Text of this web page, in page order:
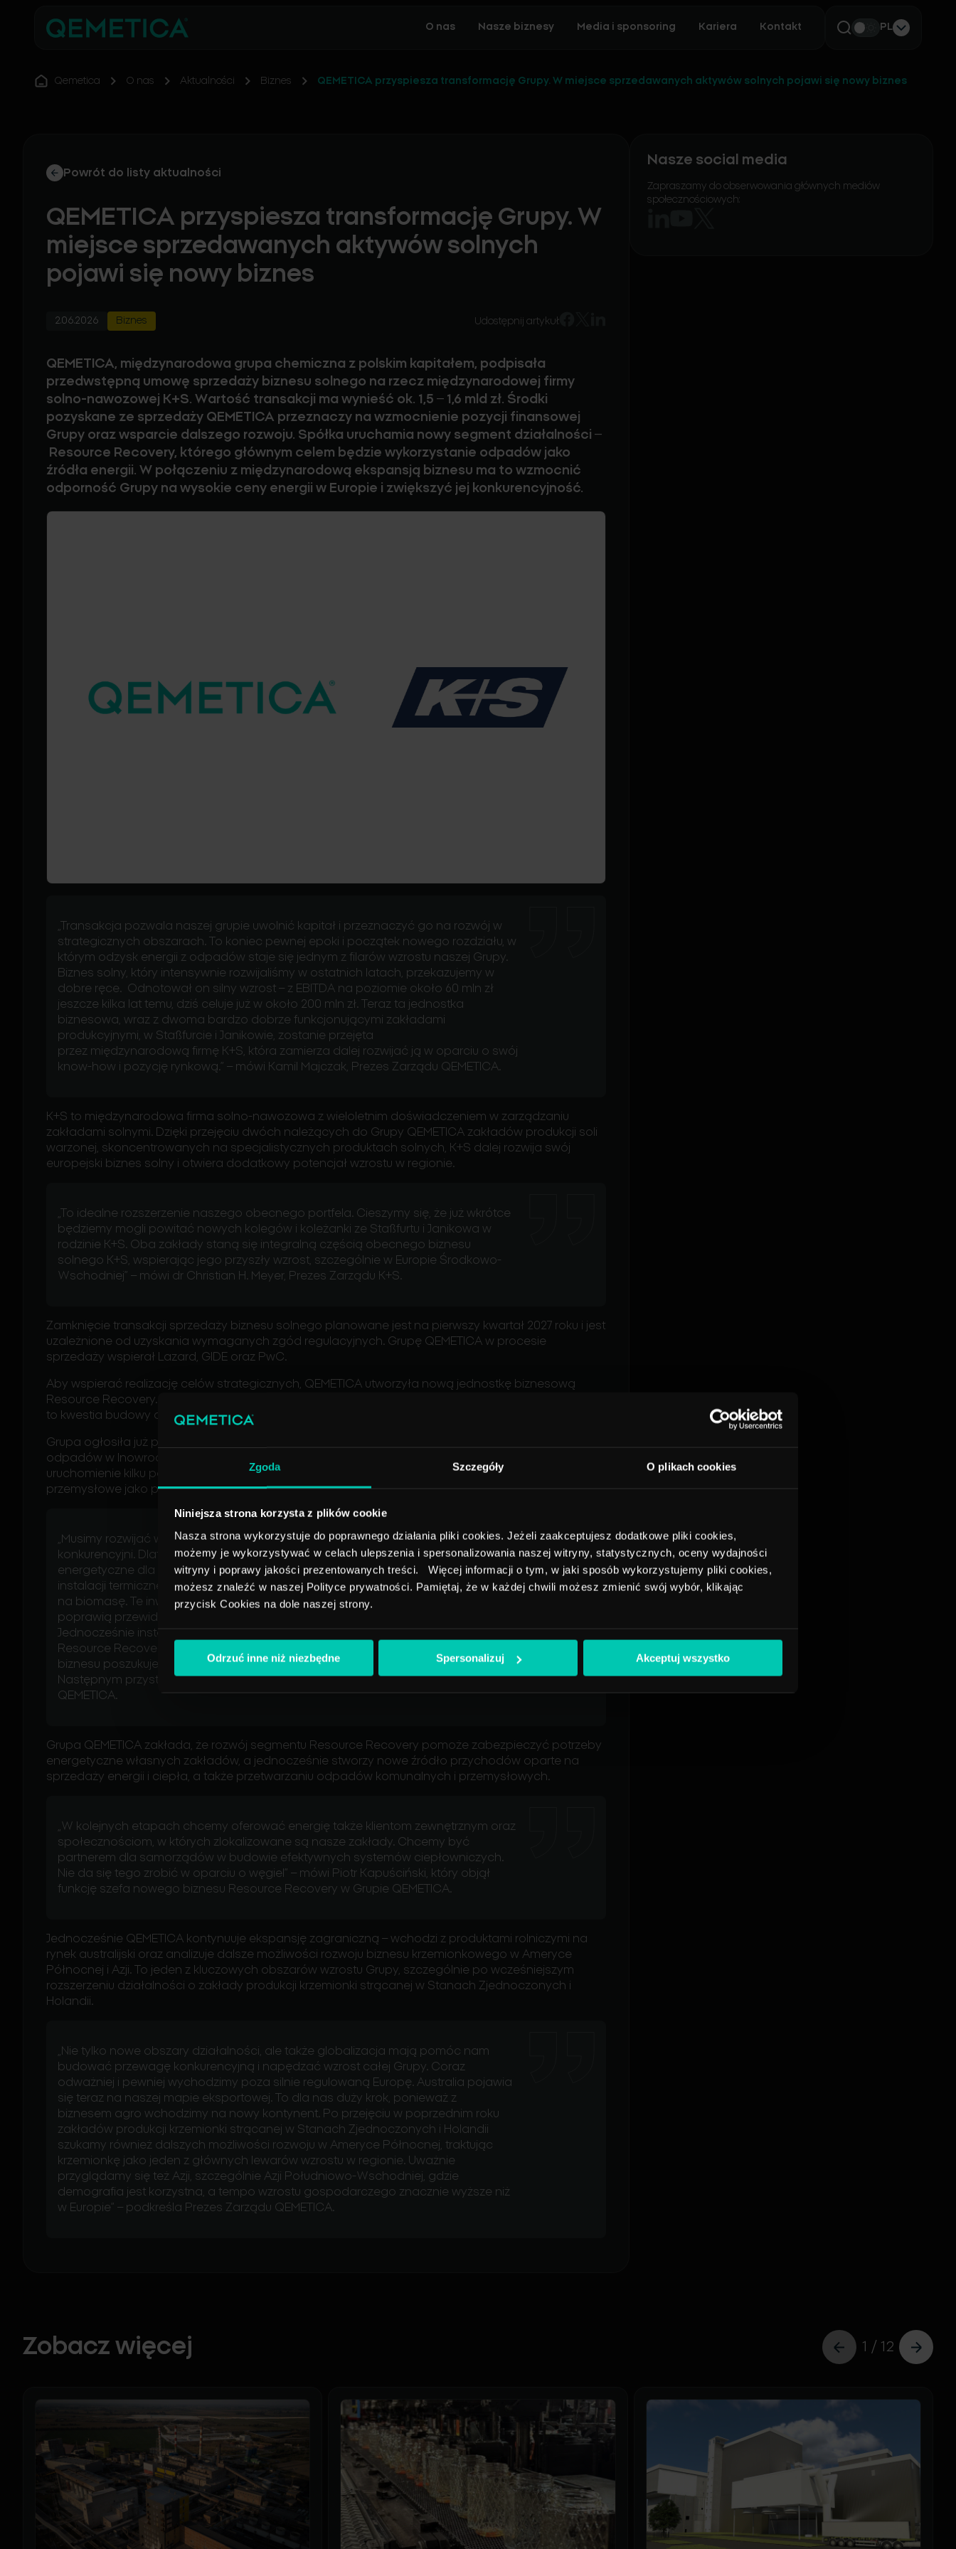
Zgoda Szczegóły O plikach cookies
Niniejsza strona korzysta z plików cookie
Nasza strona wykorzystuje do poprawnego działania pliki cookies. Jeżeli zaakceptujesz dodatkowe pliki cookies,
możemy je wykorzystywać w celach ulepszenia i spersonalizowania naszej witryny, statystycznych, oceny wydajności
witryny i poprawy jakości prezentowanych treści. Więcej informacji o tym, w jaki sposób wykorzystujemy pliki cookies,
możesz znaleźć w naszej Polityce prywatności. Pamiętaj, że w każdej chwili możesz zmienić swój wybór, klikając
przycisk Cookies na dole naszej strony.
Odrzuć inne niż niezbędne Spersonalizuj Akceptuj wszystko
O nas Nasze biznesy Media i sponsoring Kariera Kontakt PL
Qemetica O nas Aktualności Biznes QEMETICA przyspiesza transformację Grupy. W miejsce sprzedawanych aktywów solnych pojawi się nowy biznes
Powrót do listy aktualności
QEMETICA przyspiesza transformację Grupy. W
miejsce sprzedawanych aktywów solnych
pojawi się nowy biznes
2.06.2026 Biznes Udostępnij artykuł:
QEMETICA, międzynarodowa grupa chemiczna z polskim kapitałem, podpisała
przedwstępną umowę sprzedaży biznesu solnego na rzecz międzynarodowej firmy
solno-nawozowej K+S. Wartość transakcji ma wynieść ok. 1,5 – 1,6 mld zł. Środki
pozyskane ze sprzedaży QEMETICA przeznaczy na wzmocnienie pozycji finansowej
Grupy oraz wsparcie dalszego rozwoju. Spółka uruchamia nowy segment działalności –
Resource Recovery, którego głównym celem będzie wykorzystanie odpadów jako
źródła energii. W połączeniu z międzynarodową ekspansją biznesu ma to wzmocnić
odporność Grupy na wysokie ceny energii w Europie i zwiększyć jej konkurencyjność.
„Transakcja pozwala naszej grupie uwolnić kapitał i przeznaczyć go na rozwój w
strategicznych obszarach. To koniec pewnej epoki i początek nowego rozdziału, w
którym odzysk energii z odpadów staje się jednym z filarów wzrostu naszej Grupy.
Biznes solny, który intensywnie rozwijaliśmy w ostatnich latach, przekazujemy w
dobre ręce. Odnotował on silny wzrost – z EBITDA na poziomie około 60 mln zł
jeszcze kilka lat temu, dziś celuje już w około 200 mln zł.
Teraz ta jednostka
biznesowa, wraz z dwoma bardzo dobrze funkcjonującymi zakładami
produkcyjnymi, w Staßfurcie i Janikowie, zostanie przejęta
przez międzynarodową firmę K+S, która zamierza dalej rozwijać ją w oparciu o swój
know-how i pozycję rynkową.” – mówi Kamil Majczak, Prezes Zarządu QEMETICA.
K+S to międzynarodowa firma solno-nawozowa z wieloletnim doświadczeniem w zarządzaniu
zakładami solnymi. Dzięki przejęciu dwóch należących do Grupy QEMETICA zakładów produkcji soli
warzonej, skoncentrowanych na specjalistycznych produktach solnych, K+S dalej rozwija swój
europejski biznes solny i otwiera dodatkowy potencjał wzrostu w regionie.
„To idealne rozszerzenie naszego obecnego portfela. Cieszymy się, że już wkrótce
będziemy mogli powitać nowych kolegów i koleżanki ze Staßfurtu i Janikowa w
rodzinie K+S. Oba zakłady staną się integralną częścią obecnego biznesu
solnego K+S, wspierając jego przyszły wzrost, szczególnie w Europie Środkowo-
Wschodniej” – mówi dr Christian H. Meyer, Prezes Zarządu K+S.
Zamknięcie transakcji sprzedaży biznesu solnego planowane jest na pierwszy kwartał 2027 roku i jest
uzależnione od uzyskania wymaganych zgód regulacyjnych. Grupę QEMETICA w procesie
sprzedaży wspierał Lazard, GIDE oraz PwC.
Aby wspierać realizację celów strategicznych, QEMETICA utworzyła nową jednostkę biznesową
Resource Recovery. Dla firmy działającej w sektorze chemicznym, który z natury jest energochłonny,
to kwestia budowy odporności i bezpieczeństwa operacyjnego.
Grupa ogłosiła już przetarg na budowę największej w Polsce instalacji termicznego przekształcania
odpadów w Inowrocławiu, o szacowanej wartości ok. 1,4 mld zł. Do 2032 roku QEMETICA planuje
uruchomienie kilku podobnych instalacji w Polsce, wykorzystujących odpady komunalne lub
przemysłowe jako paliwo.
„Musimy rozwijać własne źródła tańszej energii, jeśli chcemy pozostać
konkurencyjni. Dlatego realizujemy w Inowrocławiu dwa strategiczne projekty
energetyczne dla naszego biznesu sodowego: budowę największej w Polsce
instalacji termicznego przekształcania odpadów oraz konwersję kotła węglowego
na biomasę. Te inwestycje zwiększą bezpieczeństwo energetyczne
poprawią przewidywalność kosztów i
Jednocześnie instalacja waste-to-
Resource Recovery
biznesu poszukujemy kolejnych lokalizacji dla podobnych projektów w Polsce.
Następnym przystankiem będzie Janikowo” – mówi Kamil Majczak, Prezes Zarządu
QEMETICA.
Grupa QEMETICA zakłada, że rozwój segmentu Resource Recovery pomoże zabezpieczyć potrzeby
energetyczne własnych zakładów, a jednocześnie stworzy nowe źródło przychodów oparte na
sprzedaży energii i ciepła, a także przetwarzaniu odpadów komunalnych i przemysłowych.
„W kolejnych etapach chcemy oferować energię także klientom zewnętrznym oraz
społecznościom, w których zlokalizowane są nasze zakłady. Chcemy być
partnerem dla samorządów w budowie efektywnych systemów ciepłowniczych.
Nie da się tego zrobić w oparciu o węgiel” – mówi Piotr Kapuściński, który objął
funkcję szefa nowego biznesu Resource Recovery w Grupie QEMETICA.
Jednocześnie QEMETICA kontynuuje ekspansję zagraniczną – wchodzi z produktami rolniczymi na
rynek australijski oraz analizuje dalsze możliwości rozwoju biznesu krzemionkowego w Ameryce
Północnej i Azji. To jeden z kluczowych obszarów wzrostu Grupy, szczególnie po wcześniejszym
rozszerzeniu działalności o zakłady produkcji krzemionki strącanej w Stanach Zjednoczonych i
Holandii.
„Nie tylko nowe obszary działalności, ale także globalizacja mają pomóc nam
budować przewagę konkurencyjną i napędzać wzrost całej Grupy. Coraz
odważniej i pewniej wychodzimy poza silnie regulowaną Europę. Australia pojawia
się teraz na naszej mapie eksportowej. To dla nas duży krok, ponieważ z
biznesem agro wchodzimy na nowy kontynent. Po przejęciu w poprzednim roku
zakładów produkcji krzemionki strącanej w Stanach Zjednoczonych i Holandii
szukamy również dalszych możliwości rozwoju w Ameryce Północnej, traktując
krzemionkę jako jeden z głównych lewarów wzrostu w regionie. Uważnie
przyglądamy się też Azji, szczególnie Azji Południowo-Wschodniej, gdzie
demografia jest korzystna, a tempo wzrostu gospodarczego znacznie wyższe niż
w Europie” – podkreśla Prezes Zarządu QEMETICA.
Nasze social media
Zapraszamy do obserwowania głównych mediów
społecznościowych:
Zobacz więcej 1 / 12